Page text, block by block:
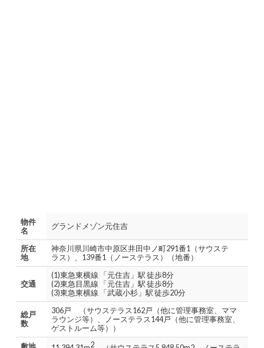
物件
名
グランドメゾン元住吉
所在
地
神奈川県川崎市中原区井田中ノ町291番1（サウステ
ラス）、139番1（ノーステラス）（地番）
交通
(1)東急東横線 「元住吉」駅 徒歩8分
(2)東急目黒線 「元住吉」駅 徒歩8分
(3)東急東横線 「武蔵小杉」駅 徒歩20分
総戸
数
306戸 （サウステラス162戸（他に管理事務室、ママ
ラウンジ等）、ノーステラス144戸（他に管理事務室、
ゲストルーム等））
2